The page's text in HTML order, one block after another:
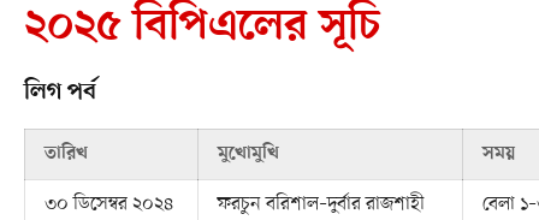
২০২৫ বিপিএলের সূচি
লিগ পর্ব
তারিখ মুখোমুখি সময়
৩০ ডিসেম্বর ২০২৪ ফরচুন বরিশাল–দুর্বার রাজশাহী
বেলা